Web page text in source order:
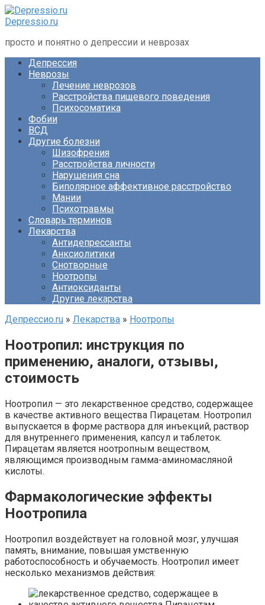
Перейти
к
Depressio.ru
просто и понятно о депрессии и неврозах
Депрессия
Неврозы
Лечение неврозов
Расстройства пищевого поведения
Психосоматика
Фобии
ВСД
Другие болезни
Шизофрения
Расстройства личности
Нарушения сна
Биполярное аффективное расстройство
Мании
Психотравмы
Словарь терминов
Лекарства
Антидепрессанты
Анксиолитики
Снотворные
Ноотропы
Антиоксиданты
Другие лекарства
Депрессио.ru » Лекарства » Ноотропы
Ноотропил: инструкция по
применению, аналоги, отзывы,
стоимость
Ноотропил — это лекарственное средство, содержащее
в качестве активного вещества Пирацетам. Ноотропил
выпускается в форме раствора для инъекций, раствор
для внутреннего применения, капсул и таблеток.
Пирацетам является ноотропным веществом,
являющимся производным гамма-аминомасляной
кислоты.
Фармакологические эффекты
Ноотропила
Ноотропил воздействует на головной мозг, улучшая
память, внимание, повышая умственную
работоспособность и обучаемость. Ноотропил имеет
несколько механизмов действия: